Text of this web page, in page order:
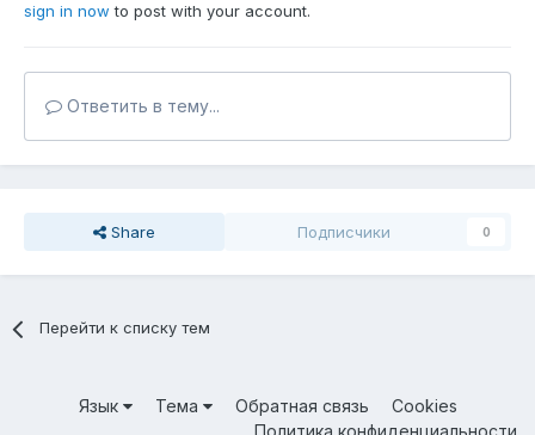
sign in now to post with your account.
Ответить в тему...
Share Подписчики 0
Перейти к списку тем
Язык Тема Обратная связь
Cookies